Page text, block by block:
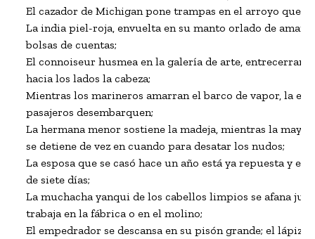
El cazador de Michigan pone trampas en el arroyo que
La india piel-roja, envuelta en su manto orlado de
bolsas de cuentas;
El connoiseur husmea en la galería de arte,
hacia los lados la cabeza;
Mientras los marineros amarran el barco de vapor, la
pasajeros desembarquen;
La hermana menor sostiene la madeja, mientras la
se detiene de vez en cuando para desatar los nudos;
La esposa que se casó hace un año está ya repuesta y
de siete días;
La muchacha yanqui de los cabellos limpios se afana
trabaja en la fábrica o en el molino;
El empedrador se descansa en su pisón grande; el lápiz